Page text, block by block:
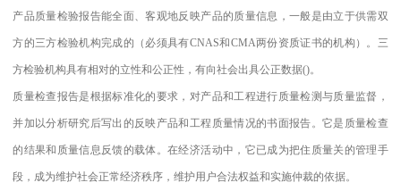
产品质量检验报告能全面、客观地反映产品的质量信息，一般是由立于供需双
方的三方检验机构完成的（必须具有CNAS和CMA两份资质证书的机构）。三
方检验机构具有相对的立性和公正性，有向社会出具公正数据()。
质量检查报告是根据标准化的要求，对产品和工程进行质量检测与质量监督，
并加以分析研究后写出的反映产品和工程质量情况的书面报告。它是质量检查
的结果和质量信息反馈的载体。在经济活动中，它已成为把住质量关的管理手
段，成为维护社会正常经济秩序，维护用户合法权益和实施仲裁的依据。